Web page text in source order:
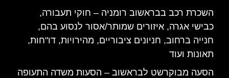
השכרת רכב בבראשוב רומניה – חוקי תעבורה,
כבישי אגרה, איזורים שמותר/אסור לנסוע בהם,
חנייה ברחוב, חניונים ציבוריים, מהירויות, דו"חות,
תאונות ועוד
הסעה מבוקרשט לבראשוב – הסעות משדה התעופה